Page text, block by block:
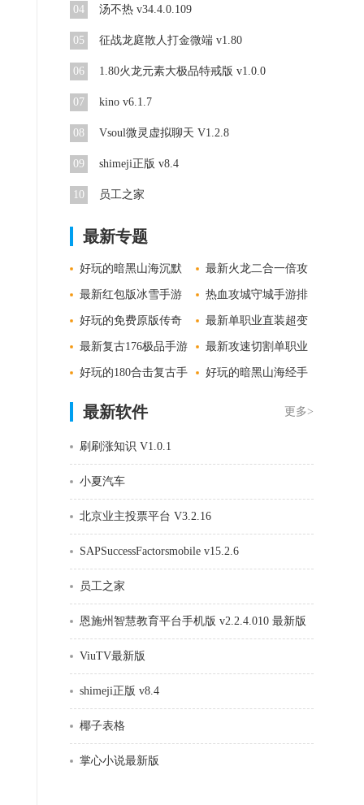
04 汤不热 v34.4.0.109
05 征战龙庭散人打金微端 v1.80
06 1.80火龙元素大极品特戒版 v1.0.0
07 kino v6.1.7
08 Vsoul微灵虚拟聊天 V1.2.8
09 shimeji正版 v8.4
10 员工之家
最新专题
好玩的暗黑山海沉默
手游合集
最新火龙二合一倍攻
手游精选
最新红包版冰雪手游
集锦
热血攻城守城手游排
行
好玩的免费原版传奇
手游合集
最新单职业直装超变
手游专区
最新复古176极品手游
集锦
最新攻速切割单职业
手游精选
好玩的180合击复古手 好玩的暗黑山海经手
最新软件 更多>
刷刷涨知识 V1.0.1
小夏汽车
北京业主投票平台 V3.2.16
SAPSuccessFactorsmobile v15.2.6
员工之家
恩施州智慧教育平台手机版 v2.2.4.010 最新版
ViuTV最新版
shimeji正版 v8.4
椰子表格
掌心小说最新版